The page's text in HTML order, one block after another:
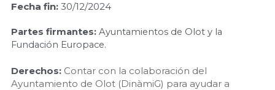
Fecha fin: 30/12/2024
Partes firmantes: Ayuntamientos de Olot y la
Fundación Europace.
Derechos: Contar con la colaboración del
Ayuntamiento de Olot (DinàmiG) para ayudar a